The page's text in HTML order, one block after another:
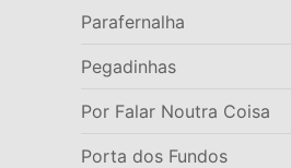
Parafernalha
Pegadinhas
Por Falar Noutra Coisa
Porta dos Fundos